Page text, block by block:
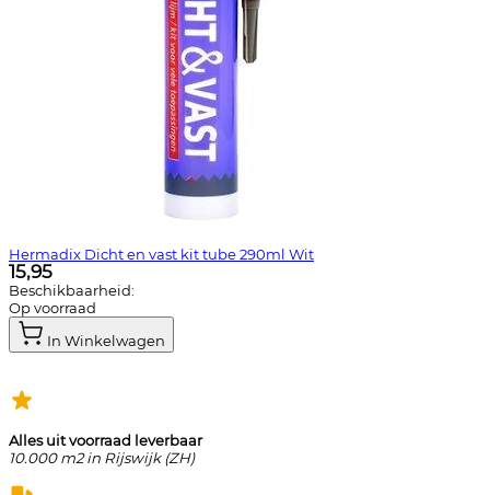
Hermadix Dicht en vast kit tube 290ml Wit
15,95
Beschikbaarheid:
Op voorraad
In Winkelwagen
Alles uit voorraad leverbaar
10.000 m2 in Rijswijk (ZH)